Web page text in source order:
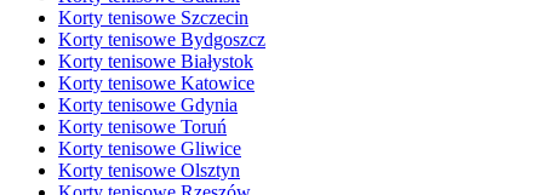
Korty tenisowe Szczecin
Korty tenisowe Bydgoszcz
Korty tenisowe Białystok
Korty tenisowe Katowice
Korty tenisowe Gdynia
Korty tenisowe Toruń
Korty tenisowe Gliwice
Korty tenisowe Olsztyn